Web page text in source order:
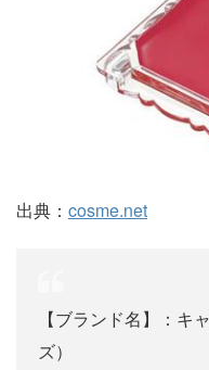
出典： cosme.net
【ブランド名】：キ
ズ）